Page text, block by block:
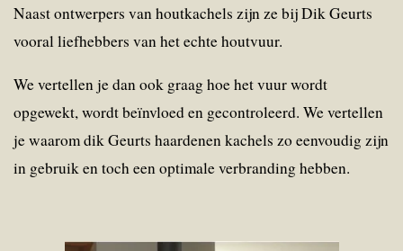
Naast ontwerpers van houtkachels zijn ze bij Dik Geurts
vooral liefhebbers van het echte houtvuur.
We vertellen je dan ook graag hoe het vuur wordt
opgewekt, wordt beïnvloed en gecontroleerd. We vertellen
je waarom dik Geurts haardenen kachels zo eenvoudig zijn
in gebruik en toch een optimale verbranding hebben.